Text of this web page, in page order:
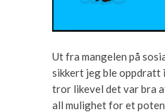
Ut fra mangelen på
sikkert jeg ble oppdratt
tror likevel det var bra
all mulighet for et